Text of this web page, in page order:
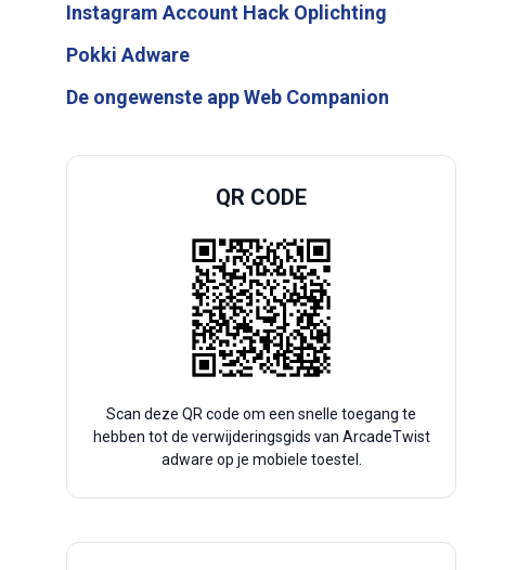
Instagram Account Hack Oplichting
Pokki Adware
De ongewenste app Web Companion
QR CODE
Scan deze QR code om een snelle toegang te
hebben tot de verwijderingsgids van ArcadeTwist
adware op je mobiele toestel.